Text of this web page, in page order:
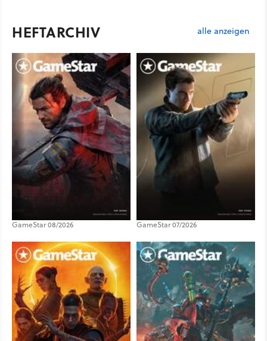
HEFTARCHIV alle anzeigen
GameStar 08/2026 GameStar 07/2026